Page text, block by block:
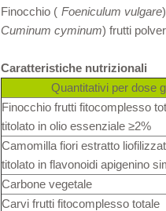
Finocchio ( Foeniculum vulgare
Cuminum cyminum) frutti
Caratteristiche nutrizionali
Quantitativi per dose
Finocchio frutti fitocomplesso
titolato in olio essenziale ≥2%
Camomilla fiori estratto
titolato in flavonoidi apigenino
Carbone vegetale
Carvi frutti fitocomplesso totale